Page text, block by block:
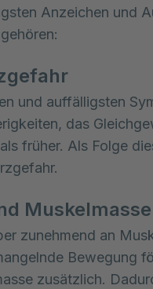
Anzeichen und
und auffälligsten
das
früher. Als Folge
Muskelmasse
zunehmend an
Bewegung
zusätzlich.